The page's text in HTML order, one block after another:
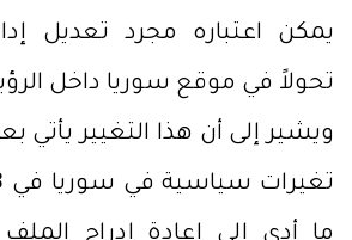
يمكن اعتباره مجرد تعديل
تحولاً في موقع سوريا داخل
ويشير إلى أن هذا التغيير